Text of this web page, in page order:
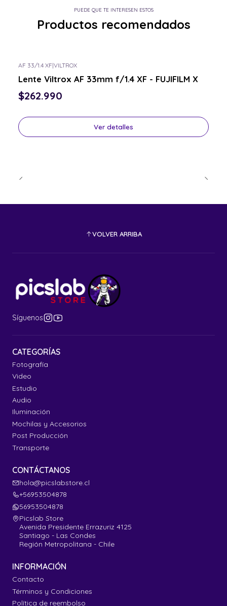
PUEDE QUE TE INTERESEN ESTOS
Productos recomendados
AF 33/1.4 XF|VILTROX
Lente Viltrox AF 33mm f/1.4 XF - FUJIFILM X
$262.990
Ver detalles
VOLVER ARRIBA
Síguenos
CATEGORÍAS
Fotografía
Video
Estudio
Audio
Iluminación
Mochilas y Accesorios
Post Producción
Transporte
CONTÁCTANOS
hola@picslabstore.cl
+56953504878
56953504878
Picslab Store
Avenida Presidente Errazuriz 4125
Santiago - Las Condes
Región Metropolitana - Chile
INFORMACIÓN
Contacto
Términos y Condiciones
Política de reembolso